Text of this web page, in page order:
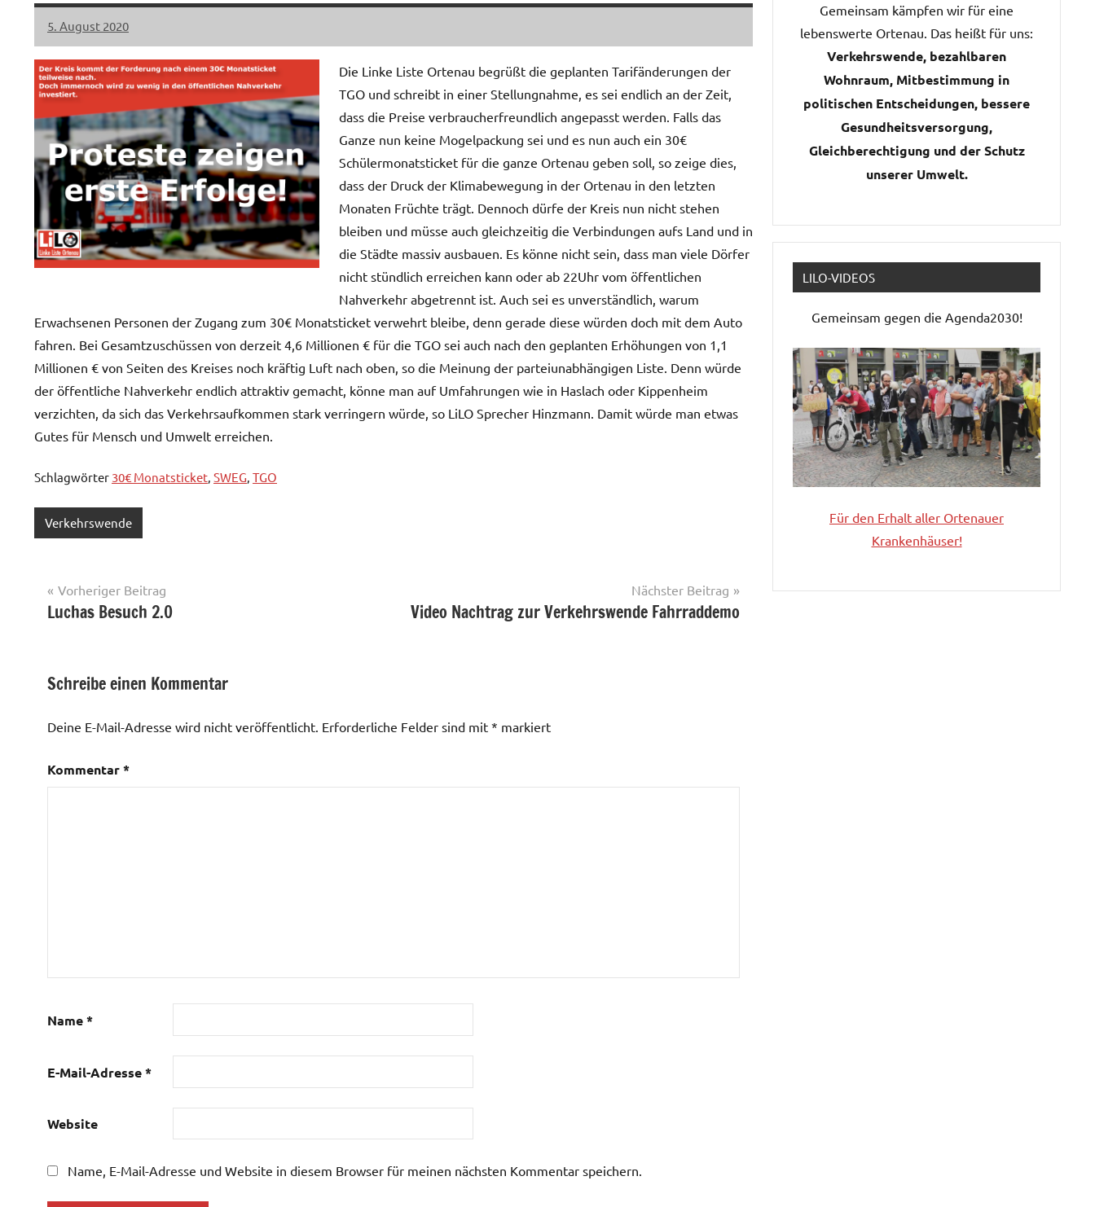
5. August 2020
LiLO
Keine
Kommentare
Die Linke Liste Ortenau begrüßt die geplanten Tarifänderungen der
TGO und schreibt in einer Stellungnahme, es sei endlich an der Zeit,
dass die Preise verbraucherfreundlich angepasst werden. Falls das
Ganze nun keine Mogelpackung sei und es nun auch ein 30€
Schülermonatsticket für die ganze Ortenau geben soll, so zeige dies,
dass der Druck der Klimabewegung in der Ortenau in den letzten
Monaten Früchte trägt. Dennoch dürfe der Kreis nun nicht stehen
bleiben und müsse auch gleichzeitig die Verbindungen aufs Land und in
die Städte massiv ausbauen. Es könne nicht sein, dass man viele Dörfer
nicht stündlich erreichen kann oder ab 22Uhr vom öffentlichen
Nahverkehr abgetrennt ist. Auch sei es unverständlich, warum
Erwachsenen Personen der Zugang zum 30€ Monatsticket verwehrt bleibe, denn gerade diese würden doch mit dem Auto
fahren. Bei Gesamtzuschüssen von derzeit 4,6 Millionen € für die TGO sei auch nach den geplanten Erhöhungen von 1,1
Millionen € von Seiten des Kreises noch kräftig Luft nach oben, so die Meinung der parteiunabhängigen Liste. Denn würde
der öffentliche Nahverkehr endlich attraktiv gemacht, könne man auf Umfahrungen wie in Haslach oder Kippenheim
verzichten, da sich das Verkehrsaufkommen stark verringern würde, so LiLO Sprecher Hinzmann. Damit würde man etwas
Gutes für Mensch und Umwelt erreichen.
Schlagwörter 30€ Monatsticket SWEG TGO
Verkehrswende
Vorheriger Beitrag
Luchas Besuch 2.0
Nächster Beitrag
Video Nachtrag zur Verkehrswende Fahrraddemo
Schreibe einen Kommentar
Deine E-Mail-Adresse wird nicht veröffentlicht. Erforderliche Felder sind mit * markiert
Kommentar*
Name*
E-Mail-Adresse*
Website
Name, E-Mail-Adresse und Website in diesem Browser für meinen nächsten Kommentar speichern.
Gemeinsam kämpfen wir für eine
lebenswerte Ortenau. Das heißt für uns:
Verkehrswende, bezahlbaren
Wohnraum, Mitbestimmung in
politischen Entscheidungen, bessere
Gesundheitsversorgung,
Gleichberechtigung und der Schutz
unserer Umwelt.
LILO-VIDEOS
Gemeinsam gegen die Agenda2030!
Für den Erhalt aller Ortenauer
Krankenhäuser!